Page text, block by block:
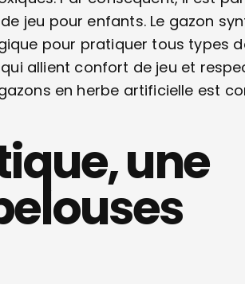
jeu pour enfants. Le gazon
pour pratiquer tous types
allient confort de jeu et
en herbe artificielle est
une